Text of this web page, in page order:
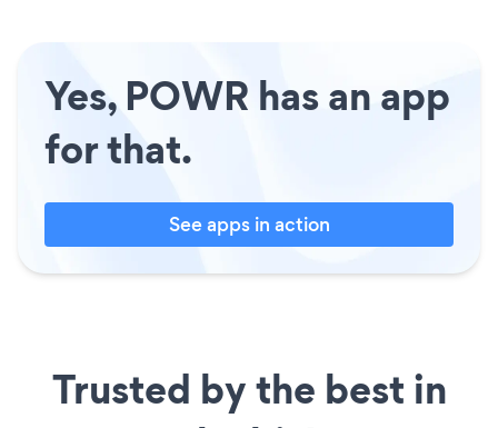
Yes, POWR has an app
for that.
See apps in action
Trusted by the best in